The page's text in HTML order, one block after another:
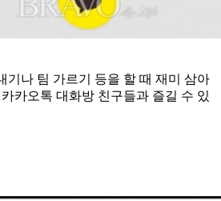
기나 팀 가르기 등을 할 때 재미 삼아
카오톡 대화방 친구들과 즐길 수 있